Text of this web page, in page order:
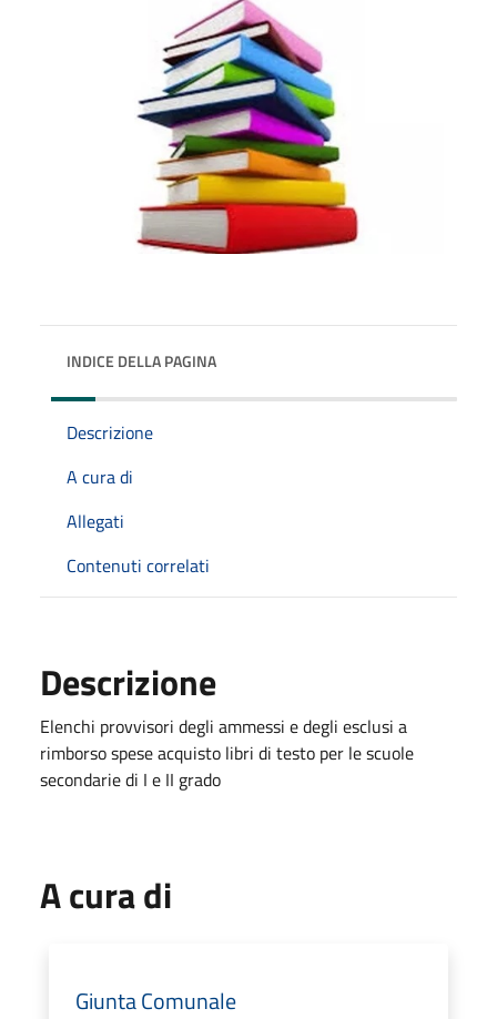
INDICE DELLA PAGINA
Descrizione
A cura di
Allegati
Contenuti correlati
Descrizione
Elenchi provvisori degli ammessi e degli esclusi a
rimborso spese acquisto libri di testo per le scuole
secondarie di I e II grado
A cura di
Giunta Comunale